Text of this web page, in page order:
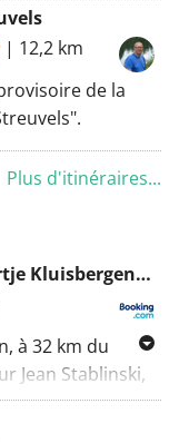
| 12,2 km
de la
Plus d'itinéraires...
B&B / Studio De Druivelaar in hartje Kluisbergen (Berchem)
à 32 km du
Jean Stablinski,
Druivelaar
avec